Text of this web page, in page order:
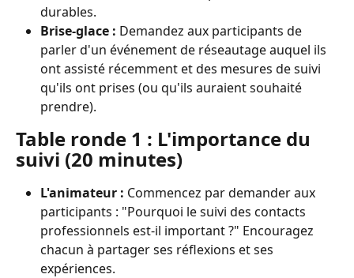
durables.
Brise-glace : Demandez aux participants de
parler d'un événement de réseautage auquel ils
ont assisté récemment et des mesures de suivi
qu'ils ont prises (ou qu'ils auraient souhaité
prendre).
Table ronde 1 : L'importance du
suivi (20 minutes)
L'animateur : Commencez par demander aux
participants : "Pourquoi le suivi des contacts
professionnels est-il important ?" Encouragez
chacun à partager ses réflexions et ses
expériences.